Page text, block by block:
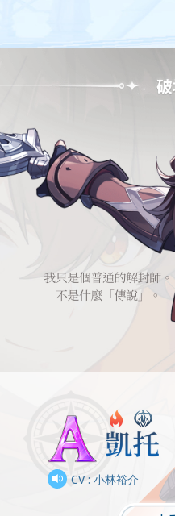
CV : 小林裕介
CV : 遠野光
CV : 田中愛美